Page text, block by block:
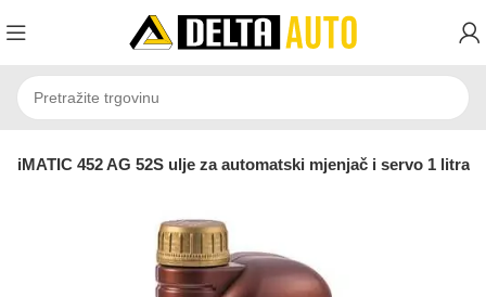
iMATIC 452 AG 52S ulje za automatski mjenjač i servo 1 litra